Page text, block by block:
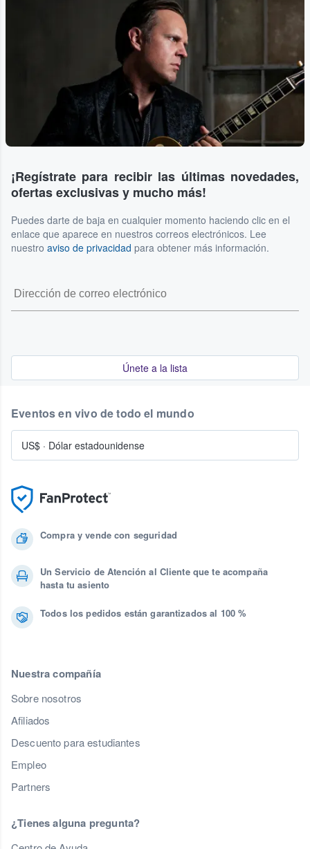
¡Regístrate para recibir las últimas novedades,
ofertas exclusivas y mucho más!
Puedes darte de baja en cualquier momento haciendo clic en el
enlace que aparece en nuestros correos electrónicos. Lee
nuestro aviso de privacidad para obtener más información.
Únete a la lista
Compra y vende con seguridad
Un Servicio de Atención al Cliente que te acompaña
hasta tu asiento
Todos los pedidos están garantizados al 100 %
Nuestra compañía
Sobre nosotros
Afiliados
Descuento para estudiantes
Empleo
Partners
¿Tienes alguna pregunta?
Eventos en vivo de todo el mundo
US$ · Dólar estadounidense